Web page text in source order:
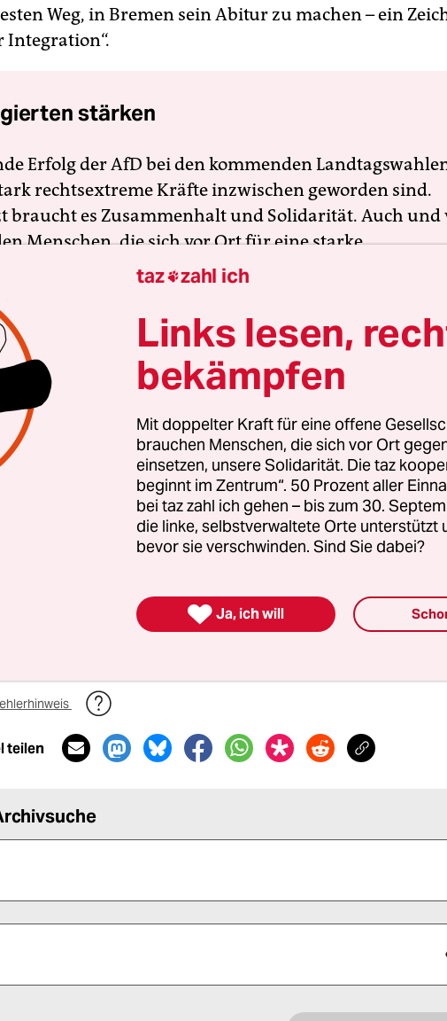
Weg, in Bremen sein Abitur zu machen – ein
Integration“.
stärken
Erfolg der AfD bei den kommenden
rechtsextreme Kräfte inzwischen geworden sind.
braucht es Zusammenhalt und Solidarität. Auch und
Menschen, die sich vor Ort für eine starke
einsetzen. Die taz kooperiert deshalb mit "Alles
Die Kampagne unterstützt bundesweit linke,
Orte und baut einen solidarischen Fonds für
Erhalt auf. Eine offene Gesellschaft braucht guten, frei
Journalismus – und zivilgesellschaftliches
Dann machen Sie mit und unterstützen Sie
teilen
taz zahl ich
Links lesen,
bekämpfen
Mit doppelter Kraft für eine offene
brauchen Menschen, die sich vor Ort
einsetzen, unsere Solidarität. Die taz
beginnt im Zentrum“. 50 Prozent aller
bei taz zahl ich gehen – bis zum 30.
die linke, selbstverwaltete Orte unterstützt
bevor sie verschwinden. Sind Sie dabei?
 Ja, ich will